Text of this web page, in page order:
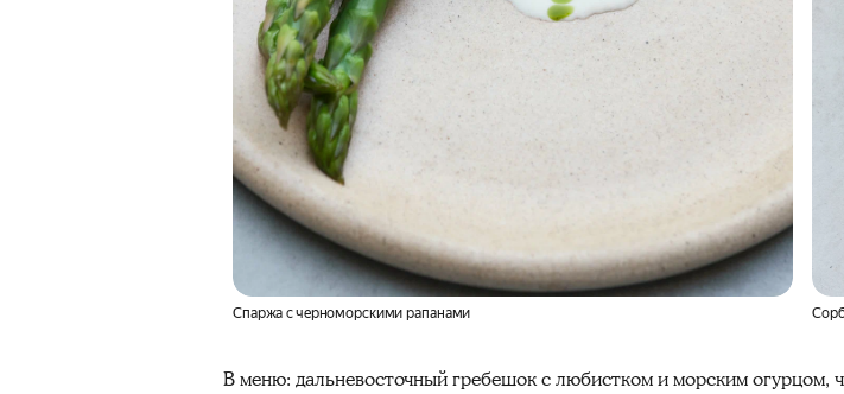
Спаржа с черноморскими рапанами
В меню: дальневосточный гребешок с любистком и морским огурцом,